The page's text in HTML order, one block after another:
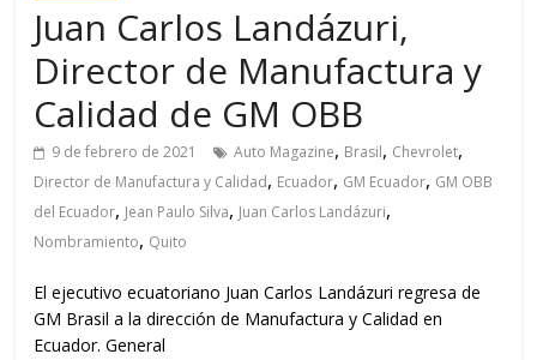
Juan Carlos Landázuri,
Director de Manufactura y
Calidad de GM OBB
9 de febrero de 2021 Auto Magazine, Brasil, Chevrolet,
Director de Manufactura y Calidad, Ecuador, GM Ecuador, GM OBB
del Ecuador, Jean Paulo Silva, Juan Carlos Landázuri,
Nombramiento, Quito
El ejecutivo ecuatoriano Juan Carlos Landázuri regresa de
GM Brasil a la dirección de Manufactura y Calidad en
Ecuador. General